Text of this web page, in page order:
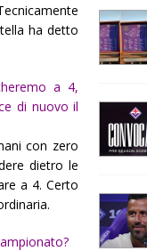
ha detto
a 4,
di nuovo il
con zero
dietro le
a 4. Certo